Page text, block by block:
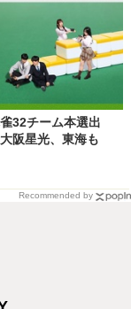
32チーム本選出
阪星光、東海も
Recommended by